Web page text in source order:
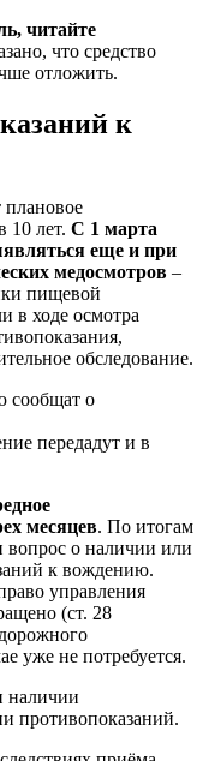
читайте
что средство
отложить.
к
10 лет. С 1 марта
еще и при
медосмотров –
пищевой
в ходе осмотра
обследование.
сообщат о
передадут и в
месяцев. По итогам
вопрос о наличии или
к вождению.
управления
(ст. 28
уже не потребуется.
наличии
противопоказаний.